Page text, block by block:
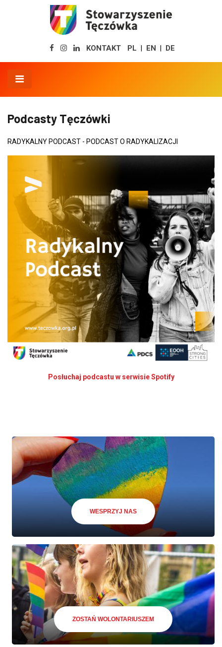
KONTAKT PL EN DE
Podcasty Tęczówki
RADYKALNY PODCAST - PODCAST O RADYKALIZACJI
Posłuchaj podcastu w serwisie Spotify
WESPRZYJ NAS
ZOSTAŃ WOLONTARIUSZEM